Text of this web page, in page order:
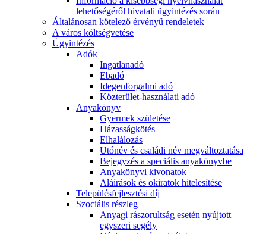
lehetőségéről hivatali ügyintézés során
Általánosan kötelező érvényű rendeletek
A város költségvetése
Ügyintézés
Adók
Ingatlanadó
Ebadó
Idegenforgalmi adó
Közterület-használati adó
Anyakönyv
Gyermek születése
Házasságkötés
Elhalálozás
Utónév és családi név megváltoztatása
Bejegyzés a speciális anyakönyvbe
Anyakönyvi kivonatok
Aláírások és okiratok hitelesítése
Településfejlesztési díj
Szociális részleg
Anyagi rászorultság esetén nyújtott
egyszeri segély